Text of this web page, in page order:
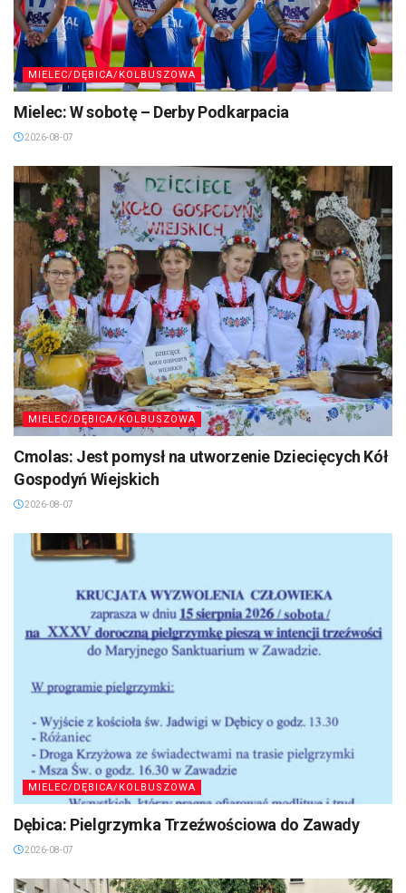
MIELEC/DĘBICA/KOLBUSZOWA
Mielec: W sobotę – Derby Podkarpacia
2026-08-07
MIELEC/DĘBICA/KOLBUSZOWA
Cmolas: Jest pomysł na utworzenie Dziecięcych Kół
Gospodyń Wiejskich
2026-08-07
MIELEC/DĘBICA/KOLBUSZOWA
Dębica: Pielgrzymka Trzeźwościowa do Zawady
2026-08-07